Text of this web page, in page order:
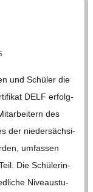
und Schü­ler die
DELF erfolg­
des
der nie­der­säch­si­
umfas­sen
Die Schü­le­rin­
Niveau­stu­